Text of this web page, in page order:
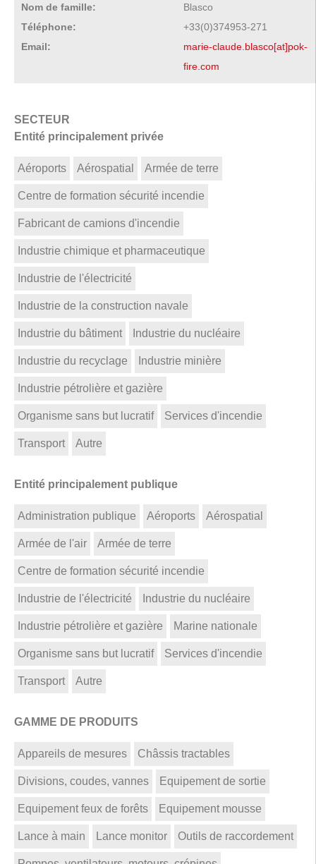
Nom de famille:
Blasco
Téléphone:
+33(0)374953-271
Email:
marie-claude.blasco[at]pok-
fire.com
SECTEUR
Entité principalement privée
Aéroports Aérospatial Armée de terre
Centre de formation sécurité incendie
Fabricant de camions d'incendie
Industrie chimique et pharmaceutique
Industrie de l'électricité
Industrie de la construction navale
Industrie du bâtiment Industrie du nucléaire
Industrie du recyclage Industrie minière
Industrie pétrolière et gazière
Organisme sans but lucratif Services d'incendie
Transport Autre
Entité principalement publique
Administration publique Aéroports Aérospatial
Armée de l'air Armée de terre
Centre de formation sécurité incendie
Industrie de l'électricité Industrie du nucléaire
Industrie pétrolière et gazière Marine nationale
Organisme sans but lucratif Services d'incendie
Transport Autre
GAMME DE PRODUITS
Appareils de mesures Châssis tractables
Divisions, coudes, vannes Equipement de sortie
Equipement feux de forêts Equipement mousse
Lance à main Lance monitor Outils de raccordement